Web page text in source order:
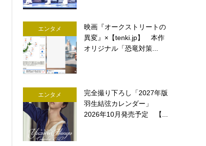
エンタメ
映画『オークストリートの
異変』×【tenki.jp】 本作
オリジナル「恐竜対策...
エンタメ
完全撮り下ろし「2027年版
羽生結弦カレンダー」
2026年10月発売予定 【...